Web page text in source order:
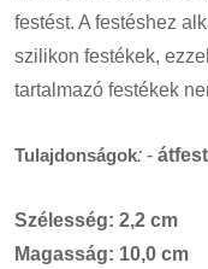
festést. A festéshez
szilikon festékek,
tartalmazó festékek
Tulajdonságok: -
Szélesség: 2,2 cm
Magasság: 10,0 cm